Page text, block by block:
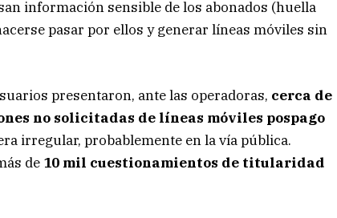
información sensible de los abonados (huella
pasar por ellos y generar líneas móviles sin
presentaron, ante las operadoras, cerca de
no solicitadas de líneas móviles pospago
irregular, probablemente en la vía pública.
de 10 mil cuestionamientos de titularidad